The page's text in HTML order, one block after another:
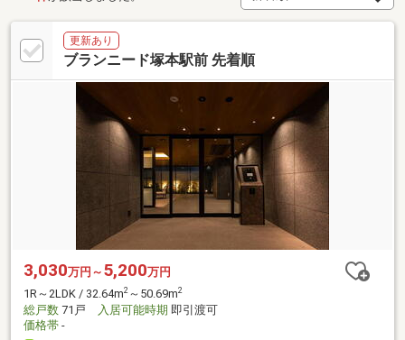
更新あり
ブランニード塚本駅前 先着順
3,030万円～ 5,200万円
1R～2LDK / 32.64m2 ～50.69m2
総戸数 71戸 入居可能時期 即引渡可
価格帯 -